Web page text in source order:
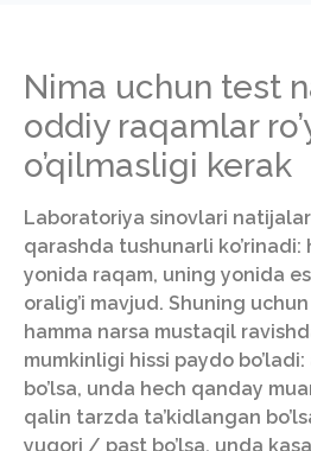
Nima uchun test
oddiy raqamlar
o’qilmasligi kerak
Laboratoriya sinovlari
qarashda tushunarli
yonida raqam, uning yonida
oralig’i mavjud. Shuning
hamma narsa mustaqil
mumkinligi hissi paydo
bo’lsa, unda hech qanday
qalin tarzda ta’kidlangan
yuqori / past bo’lsa, unda